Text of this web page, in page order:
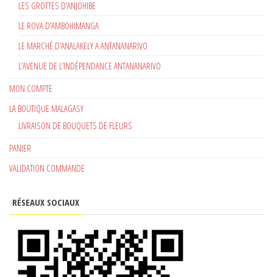
LES GROTTES D’ANJOHIBE
LE ROVA D’AMBOHIMANGA
LE MARCHÉ D’ANALAKELY A ANTANANARIVO
L’AVENUE DE L’INDÉPENDANCE ANTANANARIVO
MON COMPTE
LA BOUTIQUE MALAGASY
LIVRAISON DE BOUQUETS DE FLEURS
PANIER
VALIDATION COMMANDE
RÉSEAUX SOCIAUX